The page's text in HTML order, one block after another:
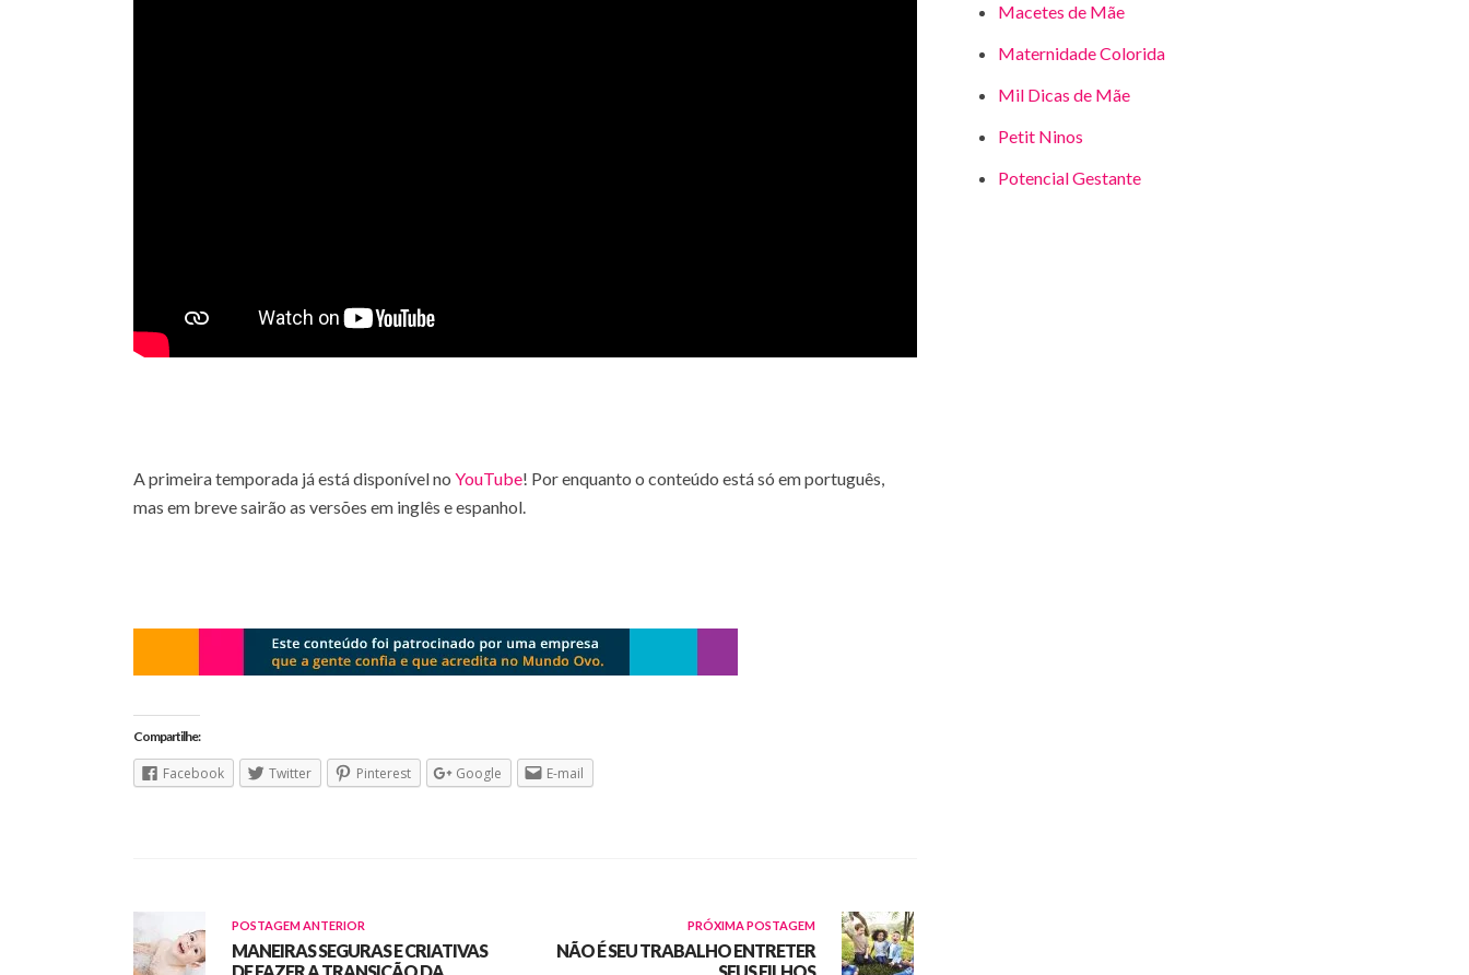
A primeira temporada já está disponível no YouTube! Por enquanto o conteúdo está só em português,
mas em breve sairão as versões em inglês e espanhol.
Compartilhe:
Facebook Twitter Pinterest Google E-mail
POSTAGEM ANTERIOR
MANEIRAS SEGURAS E CRIATIVAS
DE FAZER A TRANSIÇÃO DA
PRÓXIMA POSTAGEM
NÃO É SEU TRABALHO ENTRETER
SEUS FILHOS
Macetes de Mãe
Maternidade Colorida
Mil Dicas de Mãe
Petit Ninos
Potencial Gestante